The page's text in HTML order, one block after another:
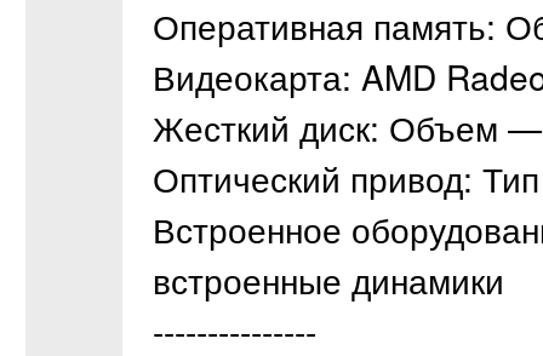
Оперативная память:
Видеокарта: AMD
Жесткий диск: Объем
Оптический привод:
Встроенное
встроенные динамики
---------------